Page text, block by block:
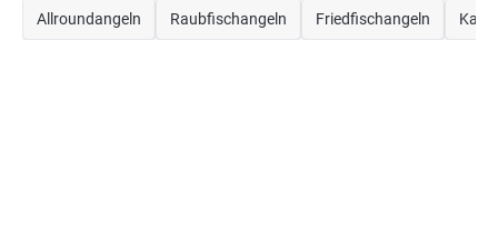
Allroundangeln Raubfischangeln Friedfischangeln